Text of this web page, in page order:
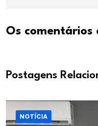
Os comentários
Postagens
NOTÍCIA